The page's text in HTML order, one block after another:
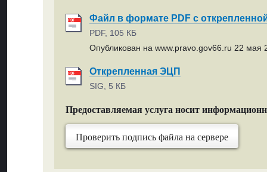
Файл в формате PDF с
PDF, 105 КБ
Опубликован на www.pravo.gov66.ru 22 мая
Открепленная ЭЦП
SIG, 5 КБ
Предоставляемая услуга носит
Проверить подпись файла на сервере